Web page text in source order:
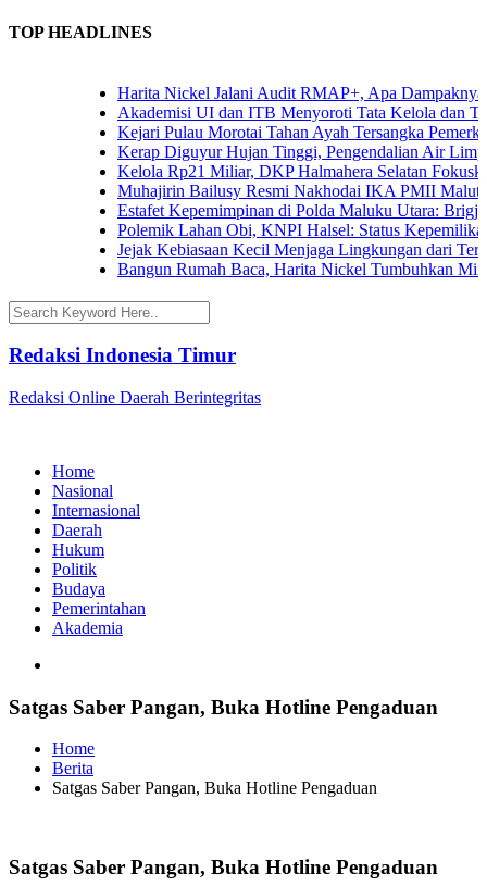
TOP HEADLINES
Harita Nickel Jalani Audit RMAP+, Apa Dampaknya
Akademisi UI dan ITB Menyoroti Tata Kelola dan
Kejari Pulau Morotai Tahan Ayah Tersangka
Kerap Diguyur Hujan Tinggi, Pengendalian Air
Kelola Rp21 Miliar, DKP Halmahera Selatan Fokuskan
Muhajirin Bailusy Resmi Nakhodai IKA PMII Malut,
Estafet Kepemimpinan di Polda Maluku Utara: Brigjen
Polemik Lahan Obi, KNPI Halsel: Status Kepemilikan
Jejak Kebiasaan Kecil Menjaga Lingkungan dari
Bangun Rumah Baca, Harita Nickel Tumbuhkan Minat
Redaksi Indonesia Timur
Redaksi Online Daerah Berintegritas
Home
Nasional
Internasional
Daerah
Hukum
Politik
Budaya
Pemerintahan
Akademia
Satgas Saber Pangan, Buka Hotline Pengaduan
Home
Berita
Satgas Saber Pangan, Buka Hotline Pengaduan
Satgas Saber Pangan, Buka Hotline Pengaduan